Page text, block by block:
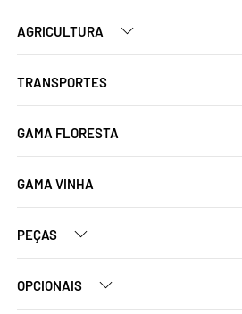
AGRICULTURA
TRANSPORTES
GAMA FLORESTA
GAMA VINHA
PEÇAS
OPCIONAIS